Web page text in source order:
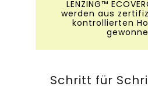
LENZING™
werden aus
kontrollierten
Schritt für